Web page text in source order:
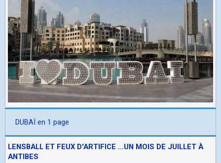
DUBAÏ en 1 page
LENSBALL ET FEUX D'ARTIFICE ...UN MOIS DE JUILLET À
ANTIBES